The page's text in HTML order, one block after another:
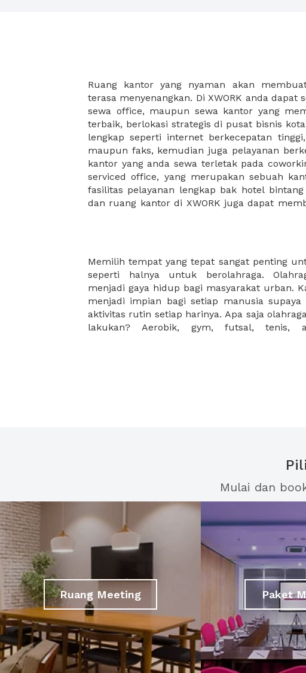
Ruang kantor yang nyaman akan
terasa menyenangkan. Di XWORK anda dapat
sewa office, maupun sewa kantor yang
terbaik, berlokasi strategis di pusat bisnis
lengkap seperti internet berkecepatan
maupun faks, kemudian juga pelayanan
kantor yang anda sewa terletak pada
serviced office, yang merupakan sebuah
fasilitas pelayanan lengkap bak hotel
dan ruang kantor di XWORK juga dapat
legalitas usaha baru Anda, seperti surat
Perusahaan, Surat Izin Usaha
pendirian PT maupun akte pendirian CV
Sewa ruang kantor XWORK juga
kantor Anda, karena anda dapat memilih
sewa, kemudian Anda dapat survey atau
kantor Anda, semuanya akan dibuat lebih
kantor terbaik Anda, dan juga sewa kantor
Memilih tempat yang tepat sangat penting
seperti halnya untuk berolahraga.
menjadi gaya hidup bagi masyarakat urban.
menjadi impian bagi setiap manusia supaya
aktivitas rutin setiap harinya. Apa saja
lakukan? Aerobik, gym, futsal, tenis,
Untungnya, kami memiliki variasi pilian
gunakan mulai dari indoor ataupun
dengan olahraga apa yang akan anda
Mulai dan
Ruang Meeting Paket